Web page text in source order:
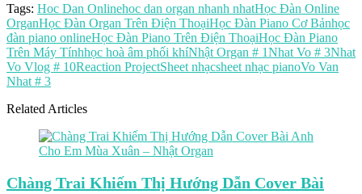
Tags: Hoc Dan Onlinehoc dan organ nhanh nhatHọc Đàn Online
OrganHọc Đàn Organ Trên Điện ThoạiHọc Đàn Piano Cơ Bảnhọc
đàn piano onlineHọc Đàn Piano Trên Điện ThoạiHọc Đàn Piano
Trên Máy Tínhhọc hoà âm phối khíNhật Organ # 1Nhat Vo # 3Nhat
Vo Vlog # 10Reaction ProjectSheet nhạcsheet nhạc pianoVo Van
Nhat # 3
Related Articles
Chàng Trai Khiếm Thị Hướng Dẫn Cover Bài